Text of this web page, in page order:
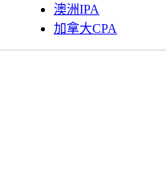
澳洲IPA
加拿大CPA